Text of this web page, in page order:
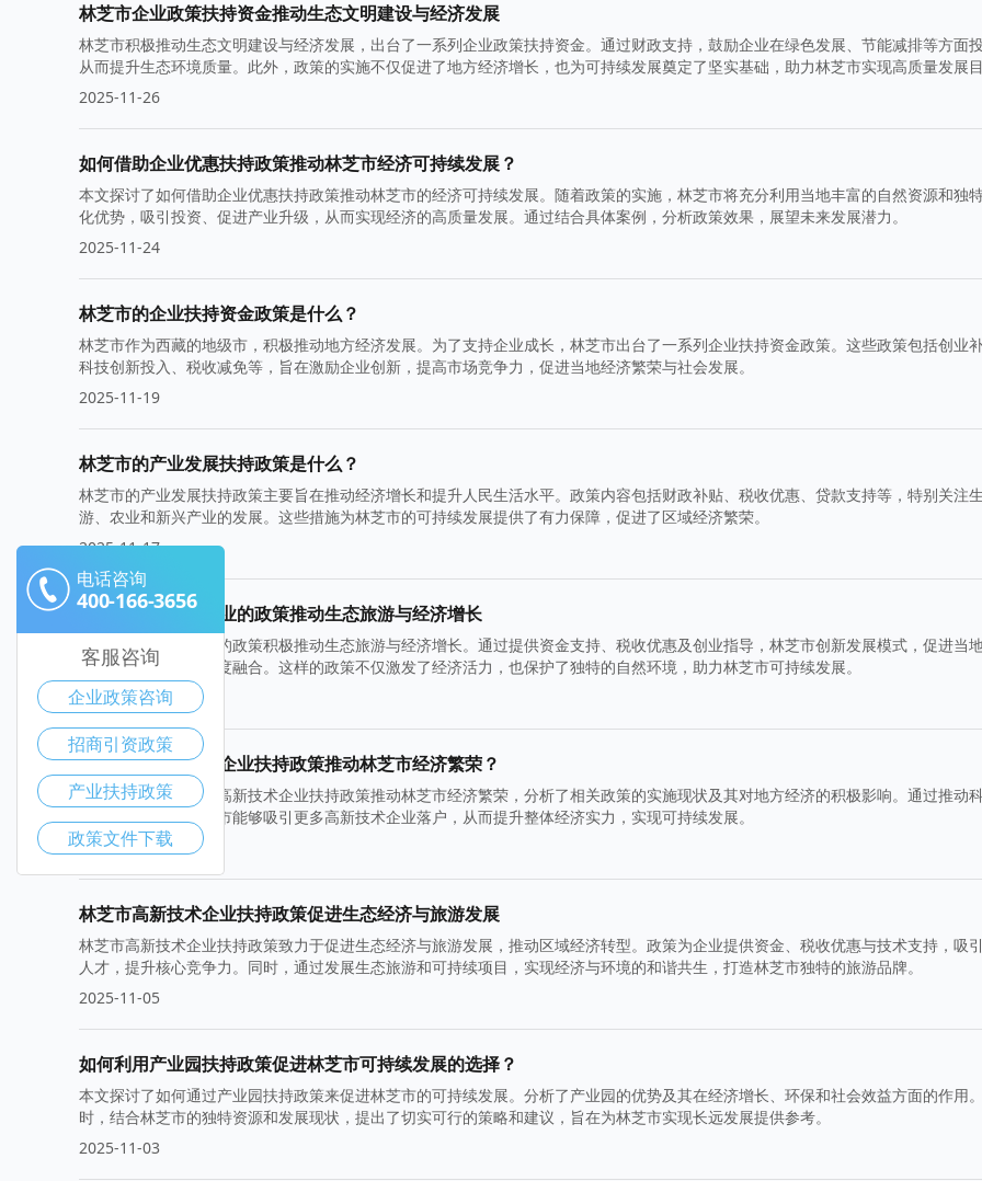
林芝市企业政策扶持资金推动生态文明建设与经济发展
林芝市积极推动生态文明建设与经济发展，出台了一系列企业政策扶持资金。通过财政支持，鼓励企业在绿色发展、节能减排等方面投
从而提升生态环境质量。此外，政策的实施不仅促进了地方经济增长，也为可持续发展奠定了坚实基础，助力林芝市实现高质量发展目
2025-11-26
如何借助企业优惠扶持政策推动林芝市经济可持续发展？
本文探讨了如何借助企业优惠扶持政策推动林芝市的经济可持续发展。随着政策的实施，林芝市将充分利用当地丰富的自然资源和独
化优势，吸引投资、促进产业升级，从而实现经济的高质量发展。通过结合具体案例，分析政策效果，展望未来发展潜力。
2025-11-24
林芝市的企业扶持资金政策是什么？
林芝市作为西藏的地级市，积极推动地方经济发展。为了支持企业成长，林芝市出台了一系列企业扶持资金政策。这些政策包括创业补
科技创新投入、税收减免等，旨在激励企业创新，提高市场竞争力，促进当地经济繁荣与社会发展。
2025-11-19
林芝市的产业发展扶持政策是什么？
林芝市的产业发展扶持政策主要旨在推动经济增长和提升人民生活水平。政策内容包括财政补贴、税收优惠、贷款支持等，特别关注
游、农业和新兴产业的发展。这些措施为林芝市的可持续发展提供了有力保障，促进了区域经济繁荣。
2025-11-17
林芝市扶持小微企业的政策推动生态旅游与经济增长
林芝市扶持小微企业的政策积极推动生态旅游与经济增长。通过提供资金支持、税收优惠及创业指导，林芝市创新发展模式，促进当
企业与生态旅游的深度融合。这样的政策不仅激发了经济活力，也保护了独特的自然环境，助力林芝市可持续发展。
2025-11-12
如何利用高新技术企业扶持政策推动林芝市经济繁荣？
本文探讨了如何利用高新技术企业扶持政策推动林芝市经济繁荣，分析了相关政策的实施现状及其对地方经济的积极影响。通过推动
新和产业升级，林芝市能够吸引更多高新技术企业落户，从而提升整体经济实力，实现可持续发展。
2025-11-10
林芝市高新技术企业扶持政策促进生态经济与旅游发展
林芝市高新技术企业扶持政策致力于促进生态经济与旅游发展，推动区域经济转型。政策为企业提供资金、税收优惠与技术支持，吸
人才，提升核心竞争力。同时，通过发展生态旅游和可持续项目，实现经济与环境的和谐共生，打造林芝市独特的旅游品牌。
2025-11-05
如何利用产业园扶持政策促进林芝市可持续发展的选择？
本文探讨了如何通过产业园扶持政策来促进林芝市的可持续发展。分析了产业园的优势及其在经济增长、环保和社会效益方面的作用
时，结合林芝市的独特资源和发展现状，提出了切实可行的策略和建议，旨在为林芝市实现长远发展提供参考。
2025-11-03
电话咨询
400-166-3656
客服咨询
企业政策咨询
招商引资政策
产业扶持政策
政策文件下载